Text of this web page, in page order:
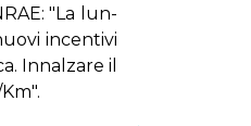
"La lun­
in­cen­ti­vi
In­nal­za­re il